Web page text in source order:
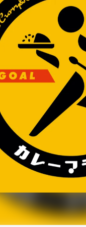
・ガジェット
域活性化